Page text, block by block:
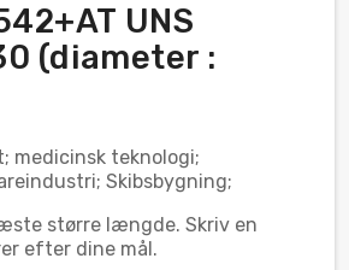
UNS
(diameter :
medicinsk teknologi;
Skibsbygning;
større længde. Skriv en
efter dine mål.